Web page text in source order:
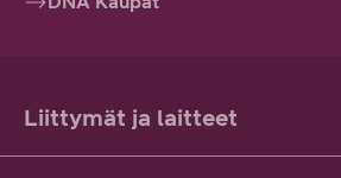
Liittymät ja laitteet